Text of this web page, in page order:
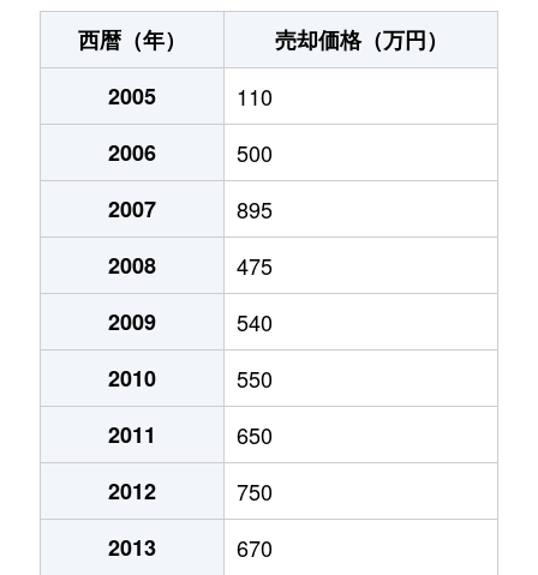
中間
300万円 筑豊中間
1,300万円
七重町
220万円
東中間
1,100万円
西暦（年）
売却価格（万円）
2005
110
2006
500
2007
895
2008
475
2009
540
2010
550
2011
650
2012
750
2013
670